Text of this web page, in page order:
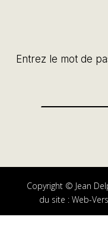
Entrez le mot de
Copyright © Jean
du site :Web-